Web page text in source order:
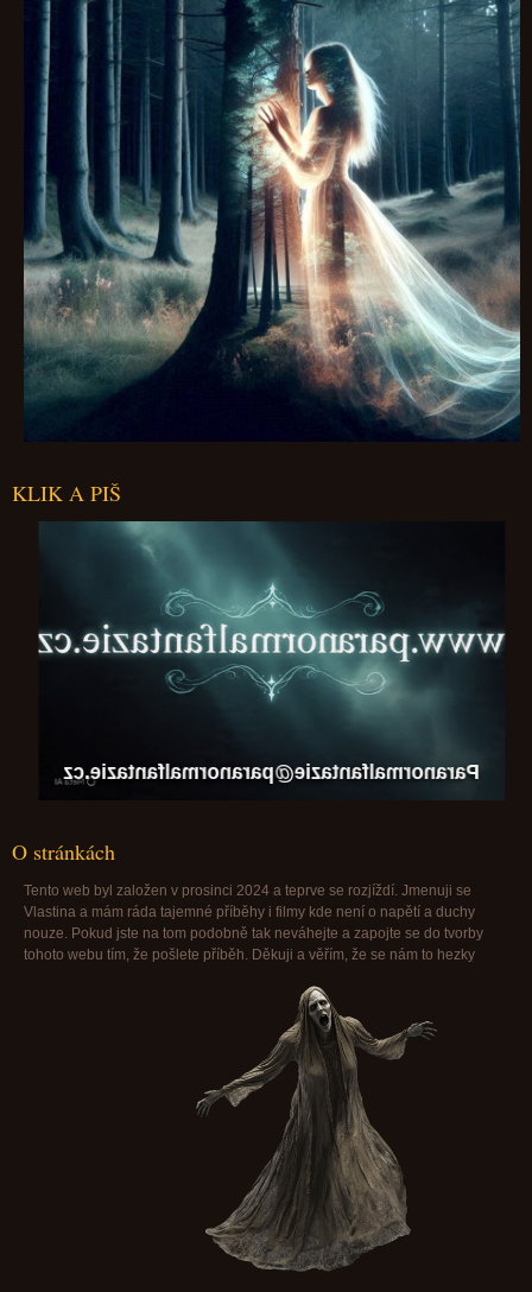
KLIK A PIŠ
Paranormalfantazie@paranormalfantazie.cz
O stránkách
Tento web byl založen v prosinci 2024 a teprve se rozjíždí. Jmenuji se
Vlastina a mám ráda tajemné příběhy i filmy kde není o napětí a duchy
nouze. Pokud jste na tom podobně tak neváhejte a zapojte se do tvorby
tohoto webu tím, že pošlete příběh. Děkuji a věřím, že se nám to hezky